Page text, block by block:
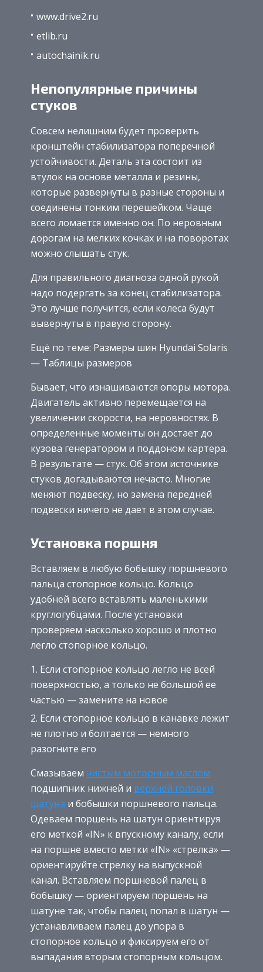
www.drive2.ru
etlib.ru
autochainik.ru
Непопулярные причины
стуков
Совсем нелишним будет проверить
кронштейн стабилизатора поперечной
устойчивости. Деталь эта состоит из
втулок на основе металла и резины,
которые развернуты в разные стороны и
соединены тонким перешейком. Чаще
всего ломается именно он. По неровным
дорогам на мелких кочках и на поворотах
можно слышать стук.
Для правильного диагноза одной рукой
надо подергать за конец стабилизатора.
Это лучше получится, если колеса будут
вывернуты в правую сторону.
Ещё по теме: Размеры шин Hyundai Solaris
— Таблицы размеров
Бывает, что изнашиваются опоры мотора.
Двигатель активно перемещается на
увеличении скорости, на неровностях. В
определенные моменты он достает до
кузова генератором и поддоном картера.
В результате — стук. Об этом источнике
стуков догадываются нечасто. Многие
меняют подвеску, но замена передней
подвески ничего не дает в этом случае.
Установка поршня
Вставляем в любую бобышку поршневого
пальца стопорное кольцо. Кольцо
удобней всего вставлять маленькими
круглогубцами. После установки
проверяем насколько хорошо и плотно
легло стопорное кольцо.
Если стопорное кольцо легло не всей
поверхностью, а только не большой ее
частью — замените на новое
Если стопорное кольцо в канавке лежит
не плотно и болтается — немного
разогните его
Смазываем чистым моторным маслом
подшипник нижней и верхней головки
шатуна и бобышки поршневого пальца.
Одеваем поршень на шатун ориентируя
его меткой «IN» к впускному каналу, если
на поршне вместо метки «IN» «стрелка» —
ориентируйте стрелку на выпускной
канал. Вставляем поршневой палец в
бобышку — ориентируем поршень на
шатуне так, чтобы палец попал в шатун —
устанавливаем палец до упора в
стопорное кольцо и фиксируем его от
выпадания вторым стопорным кольцом.